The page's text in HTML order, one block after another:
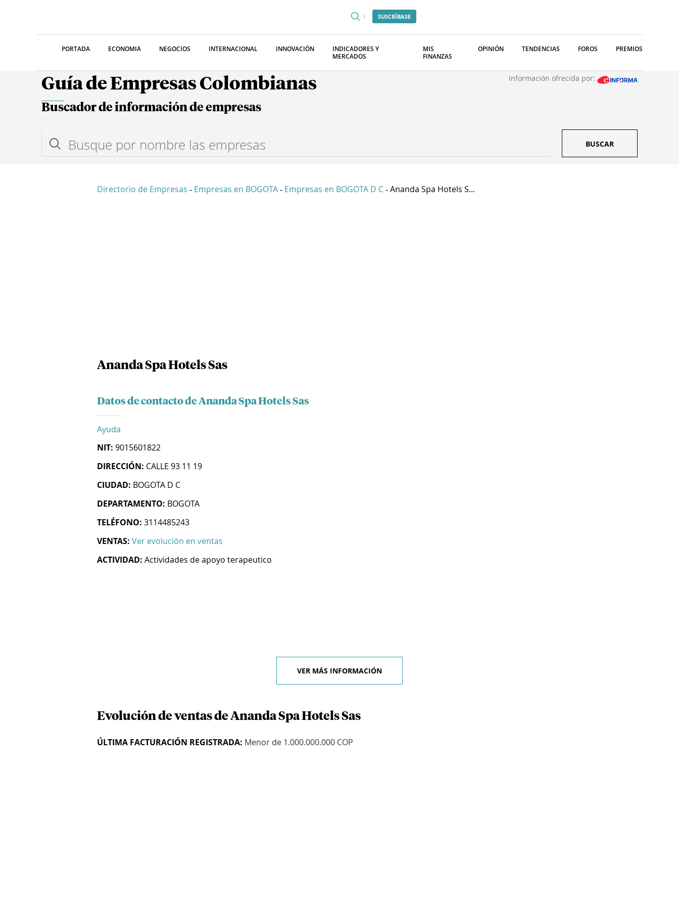
SUSCRÍBASE
PORTADA ECONOMIA NEGOCIOS INTERNACIONAL INNOVACIÓN
INDICADORES Y
MERCADOS
MIS
FINANZAS
OPINIÓN TENDENCIAS FOROS PREMIOS
Guía de Empresas Colombianas Información ofrecida por:
Buscador de información de empresas
BUSCAR
Directorio de Empresas - Empresas en BOGOTA - Empresas en BOGOTA D C - Ananda Spa Hotels S...
Ananda Spa Hotels Sas
Datos de contacto de Ananda Spa Hotels Sas
Ayuda
NIT: 9015601822
DIRECCIÓN: CALLE 93 11 19
CIUDAD: BOGOTA D C
DEPARTAMENTO: BOGOTA
TELÉFONO: 3114485243
VENTAS: Ver evolución en ventas
ACTIVIDAD: Actividades de apoyo terapeutico
VER MÁS INFORMACIÓN
Evolución de ventas de Ananda Spa Hotels Sas
ÚLTIMA FACTURACIÓN REGISTRADA: Menor de 1.000.000.000 COP